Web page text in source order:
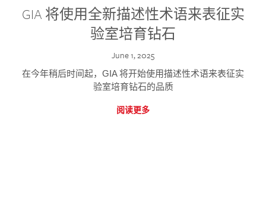
GIA 将使用全新描述性术语来表征实
验室培育钻石
June 1, 2025
在今年稍后时间起，GIA 将开始使用描述性术语来表征实
验室培育钻石的品质
阅读更多